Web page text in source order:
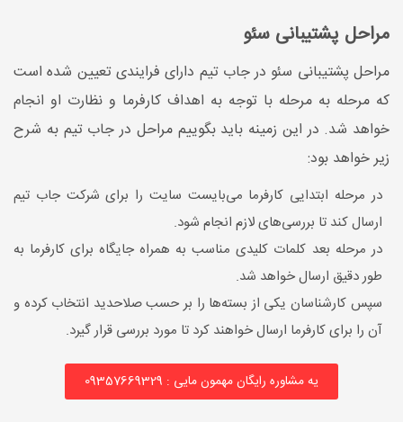
مراحل پشتیبانی سئو
مراحل پشتیبانی سئو در جاب تیم دارای فرایندی تعیین شده است
که مرحله به مرحله با توجه به اهداف کارفرما و نظارت او انجام
خواهد شد. در این زمینه باید بگوییم مراحل در جاب تیم به شرح
زیر خواهد بود:
در مرحله ابتدایی کارفرما می‌بایست سایت را برای شرکت جاب تیم
ارسال کند تا بررسی‌های لازم انجام شود.
در مرحله بعد کلمات کلیدی مناسب به همراه جایگاه برای کارفرما به
طور دقیق ارسال خواهد شد.
سپس کارشناسان یکی از بسته‌ها را بر حسب صلاحدید انتخاب کرده و
آن را برای کارفرما ارسال خواهند کرد تا مورد بررسی قرار گیرد.
یه مشاوره رایگان مهمون مایی : 09357669329